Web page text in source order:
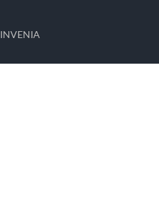
INVENIA